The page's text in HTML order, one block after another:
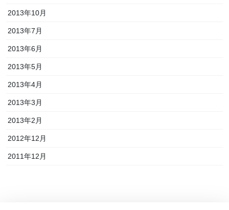
2013年10月
2013年7月
2013年6月
2013年5月
2013年4月
2013年3月
2013年2月
2012年12月
2011年12月